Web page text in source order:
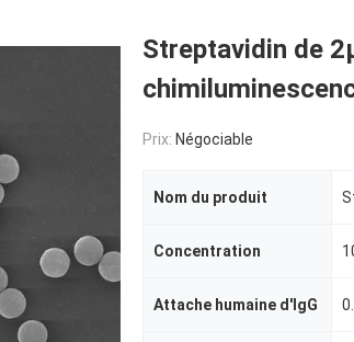
Streptavidin de
Prix: Négociable
Nom du produit
Concentration
Attache humaine d'IgG